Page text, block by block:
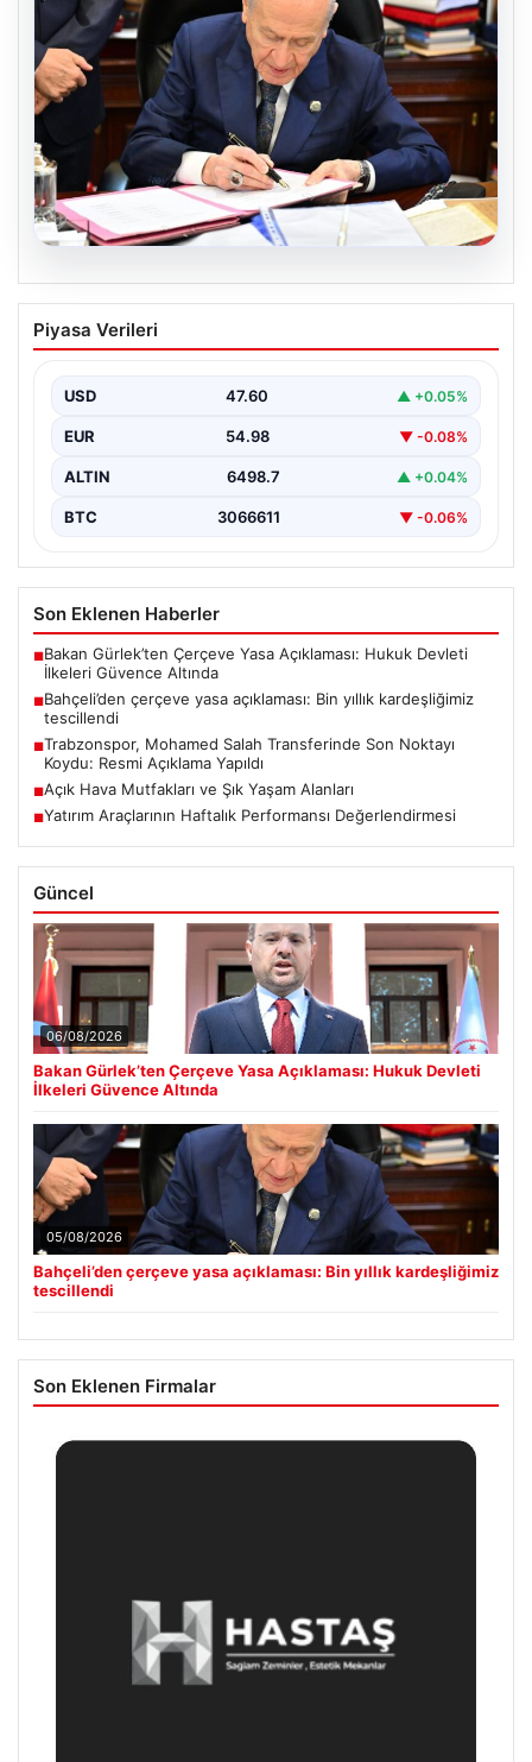
05.08.2026
Bahçeli’den çerçeve yasa açıklaması:
Bin yıllık kardeşliğimiz tescillendi
Piyasa Verileri
USD 47.60 ▲ +0.05%
EUR 54.98 ▼ -0.08%
ALTIN 6498.7 ▲ +0.04%
BTC 3066611 ▼ -0.06%
Son Eklenen Haberler
■Bakan Gürlek’ten Çerçeve Yasa Açıklaması: Hukuk Devleti
İlkeleri Güvence Altında
■Bahçeli’den çerçeve yasa açıklaması: Bin yıllık kardeşliğimiz
tescillendi
■Trabzonspor, Mohamed Salah Transferinde Son Noktayı
Koydu: Resmi Açıklama Yapıldı
■Açık Hava Mutfakları ve Şık Yaşam Alanları
■Yatırım Araçlarının Haftalık Performansı Değerlendirmesi
Güncel
06/08/2026
Bakan Gürlek’ten Çerçeve Yasa Açıklaması: Hukuk Devleti
İlkeleri Güvence Altında
05/08/2026
Bahçeli’den çerçeve yasa açıklaması: Bin yıllık kardeşliğimiz
tescillendi
Son Eklenen Firmalar